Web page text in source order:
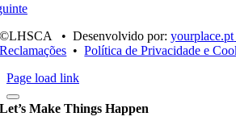
©LHSCA • Desenvolvido por:yourplace.pt
Reclamações •Política de Privacidade e
Page load link
Let’s Make Things Happen